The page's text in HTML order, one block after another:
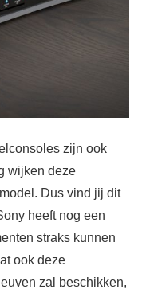
zijn ook
wijken deze
Dus vind jij dit
heeft nog een
straks kunnen
ook deze
zal beschikken,